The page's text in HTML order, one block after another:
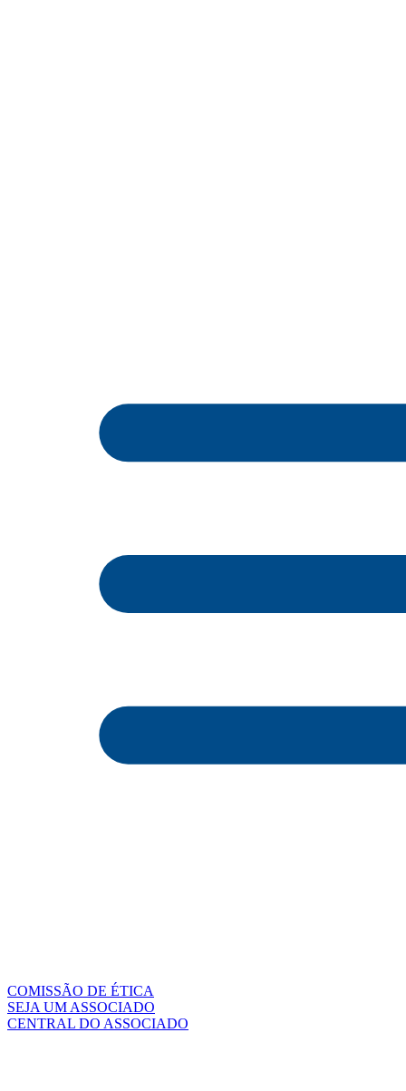
COMISSÃO DE ÉTICA
SEJA UM ASSOCIADO
CENTRAL DO ASSOCIADO